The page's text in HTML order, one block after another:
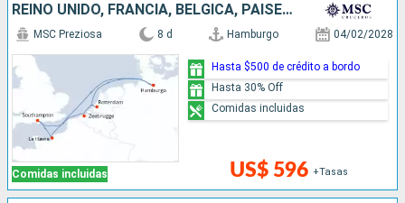
REINO UNIDO, FRANCIA, BÉLGICA, PAISES BAJOS, ALEMANIA
Comidas incluidas
MSC Preziosa 8 d Hamburgo 04/02/2028
US$ 596 +Tasas
Hasta $500 de crédito a bordo
Hasta 30% Off
Comidas incluidas